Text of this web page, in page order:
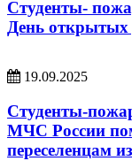
Студенты-
День открытых
19.09.2025
Студенты-
МЧС России
переселенцам